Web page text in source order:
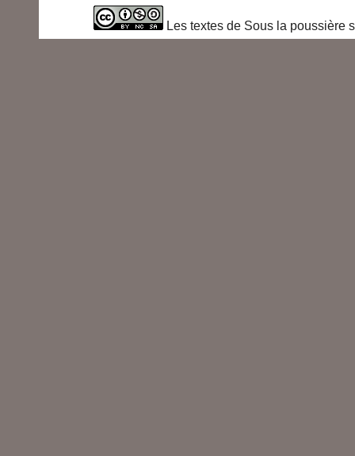
Les textes de Sous la poussière